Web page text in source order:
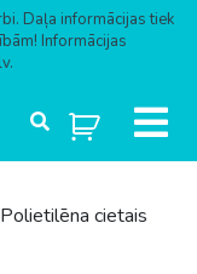
Daļa informācijas tiek
Informācijas
cietais